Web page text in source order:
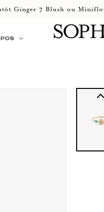
Ginger 7 Blush ou